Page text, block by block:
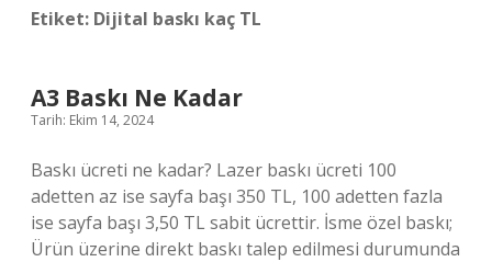
Etiket: Dijital baskı kaç TL
A3 Baskı Ne Kadar
Tarih: Ekim 14, 2024
Baskı ücreti ne kadar? Lazer baskı ücreti 100
adetten az ise sayfa başı 350 TL, 100 adetten fazla
ise sayfa başı 3,50 TL sabit ücrettir. İsme özel baskı;
Ürün üzerine direkt baskı talep edilmesi durumunda